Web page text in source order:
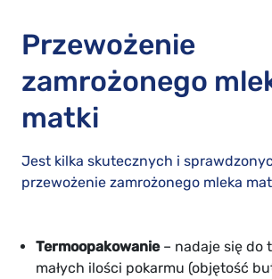
Przewożenie
zamrożonego
matki
Jest kilka skutecznych i
przewożenie zamrożonego mleka
Termoopakowanie– nadaje się do
małych ilości pokarmu (objętość